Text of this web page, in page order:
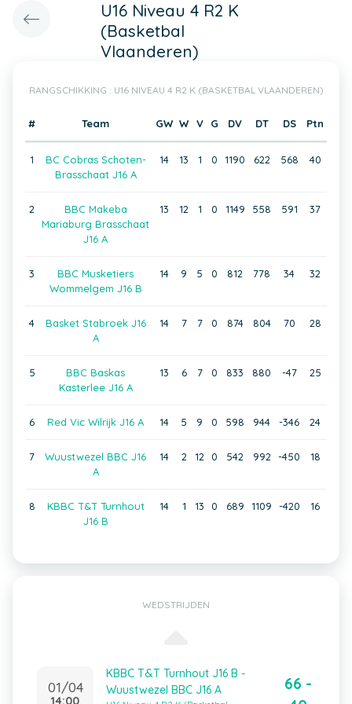
U16 Niveau 4 R2 K
(Basketbal
Vlaanderen)
RANGSCHIKKING : U16 NIVEAU 4 R2 K (BASKETBAL VLAANDEREN)
# Team GW W V G DV DT DS Ptn
1
BC Cobras Schoten-
Brasschaat J16 A
14 13 1 0 1190 622 568 40
2
BBC Makeba
Mariaburg Brasschaat
J16 A
13 12 1 0 1149 558 591 37
3
BBC Musketiers
Wommelgem J16 B
14 9 5 0 812 778 34 32
4
Basket Stabroek J16
A
14 7 7 0 874 804 70 28
5
BBC Baskas
Kasterlee J16 A
13 6 7 0 833 880 -47 25
6 Red Vic Wilrijk J16 A 14 5 9 0 598 944 -346 24
7
Wuustwezel BBC J16
A
14 2 12 0 542 992 -450 18
8
KBBC T&T Turnhout
J16 B
14 1 13 0 689 1109 -420 16
WEDSTRIJDEN
01/04
14:00
KBBC T&T Turnhout J16 B -
Wuustwezel BBC J16 A
66 -